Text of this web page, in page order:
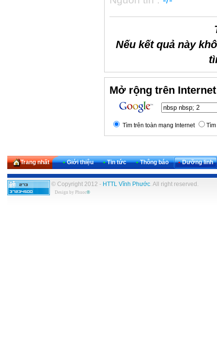
Nếu kết quả này
Mở rộng trên
Tìm trên toàn mạng Internet
Trang nhất • Giới thiệu • Tin tức • Thông báo • Dưỡng linh
© Copyright 2012 - HTTL Vĩnh Phước. All right reserved.
Design by Phuoc®